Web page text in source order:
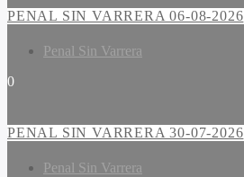
PENAL SIN VARRERA 06-08-2026
Penal Sin Varrera
0
PENAL SIN VARRERA 30-07-2026
Penal Sin Varrera